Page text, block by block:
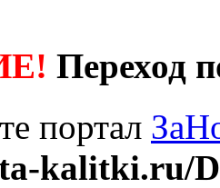
Переход
портал
kalitki.ru/